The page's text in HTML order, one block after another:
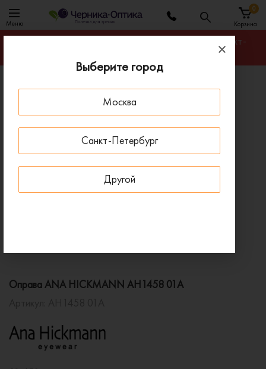
Выберите город
Москва
Санкт-Петербург
Другой
Меню Корзина
0
Гарантируем лучшую цену на любую оправу в Санкт-
Главная
Оправы для очков
Оправа ANA HICKMANN AH1458 01A
Оправа ANA HICKMANN AH1458 01A
ПОД ЗАКАЗ